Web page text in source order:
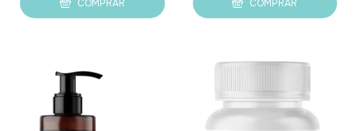
COMPRAR COMPRAR